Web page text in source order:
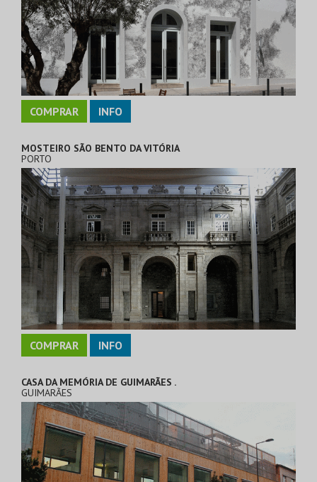
COMPRAR INFO
MOSTEIRO SÃO BENTO DA VITÓRIA
PORTO
COMPRAR INFO
CASA DA MEMÓRIA DE GUIMARÃES .
GUIMARÃES